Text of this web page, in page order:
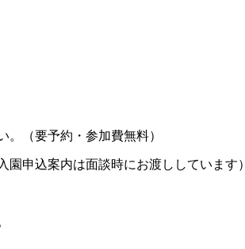
（要予約・参加費無料）
申込案内は面談時にお渡ししています）